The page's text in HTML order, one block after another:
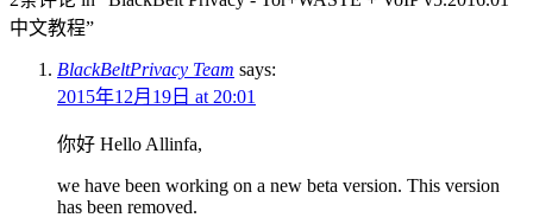
中文教程”
BlackBeltPrivacy Team says:
2015年12月19日 at 20:01
你好 Hello Allinfa,
we have been working on a new beta version. This version
has been removed.